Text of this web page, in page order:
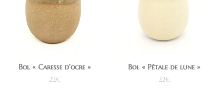
Bol « Caresse d’ocre »
22€
Bol « Pétale de lune »
22€